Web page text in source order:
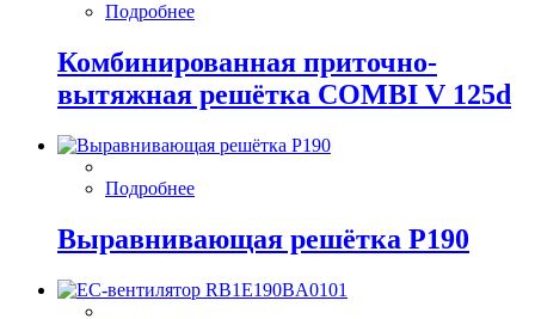
Подробнее
Комбинированная приточно-
вытяжная решётка COMBI V 125d
Подробнее
Выравнивающая решётка P190